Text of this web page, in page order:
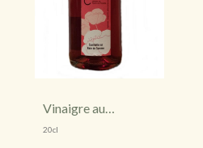
Vinaigre au
coquelicot
20cl